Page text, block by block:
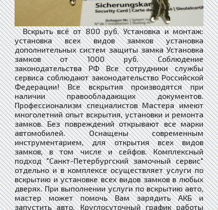
Вскрыть всё от 800 руб. Установка и монтаж:
установка всех видов замков установка
дополнительных систем защиты замка Установка
замков от 1000 руб. Соблюдение
законодательства РФ Все сотрудники службы
сервиса соблюдают законодательство Российской
Федерации! Все вскрытия производятся при
наличии правообладающих документов.
Профессионализм специалистов Мастера имеют
многолетний опыт вскрытия, установки и ремонта
замков. Без повреждений открывают все марки
автомобилей. Оснащены современным
инструментарием, для открытия всех видов
замков, в том числе и сейфов. Комплексный
подход "Санкт-Петербургский замочный сервис"
отдельно и в комплексе осуществляет услуги по
вскрытию и установке всех видов замков в любых
дверях. При выполнении услуги по вскрытию авто,
мастер может помочь Вам зарядить АКБ и
запустить авто. Круглосуточный график работы